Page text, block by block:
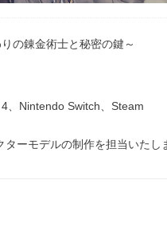
の錬金術士と秘密の鍵～
、Nintendo Switch、Steam
ーモデルの制作を担当いたし